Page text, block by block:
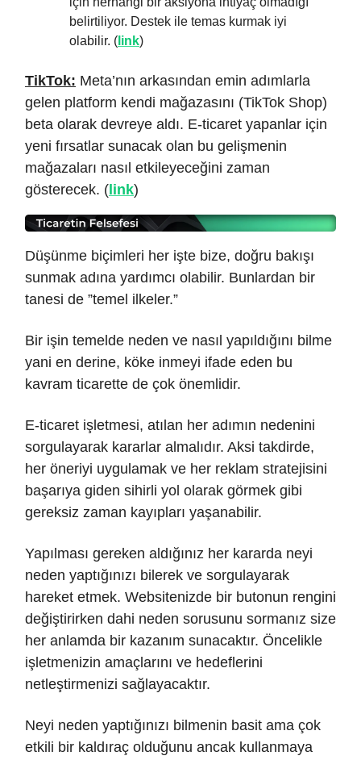
belirtiliyor. Destek ile temas kurmak iyi
olabilir. ( link)
TikTok: Meta’nın arkasından emin adımlarla
gelen platform kendi mağazasını (TikTok Shop)
beta olarak devreye aldı. E-ticaret yapanlar için
yeni fırsatlar sunacak olan bu gelişmenin
mağazaları nasıl etkileyeceğini zaman
gösterecek. (link)
Düşünme biçimleri her işte bize, doğru bakışı
sunmak adına yardımcı olabilir. Bunlardan bir
tanesi de ”temel ilkeler.”
Bir işin temelde neden ve nasıl yapıldığını bilme
yani en derine, köke inmeyi ifade eden bu
kavram ticarette de çok önemlidir.
E-ticaret işletmesi, atılan her adımın nedenini
sorgulayarak kararlar almalıdır. Aksi takdirde,
her öneriyi uygulamak ve her reklam stratejisini
başarıya giden sihirli yol olarak görmek gibi
gereksiz zaman kayıpları yaşanabilir.
Yapılması gereken aldığınız her kararda neyi
neden yaptığınızı bilerek ve sorgulayarak
hareket etmek. Websitenizde bir butonun rengini
değiştirirken dahi neden sorusunu sormanız size
her anlamda bir kazanım sunacaktır. Öncelikle
işletmenizin amaçlarını ve hedeflerini
netleştirmenizi sağlayacaktır.
Neyi neden yaptığınızı bilmenin basit ama çok
etkili bir kaldıraç olduğunu ancak kullanmaya